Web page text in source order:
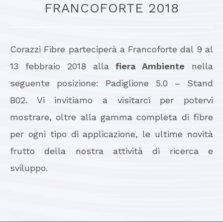
FRANCOFORTE 2018
Corazzi Fibre parteciperà a Francoforte dal 9 al
13 febbraio 2018 allafiera Ambiente nella
seguente posizione: Padiglione 5.0 – Stand
B02. Vi invitiamo a visitarci per potervi
mostrare, oltre alla gamma completa di fibre
per ogni tipo di applicazione, le ultime novità
frutto della nostra attività di ricerca e
sviluppo.